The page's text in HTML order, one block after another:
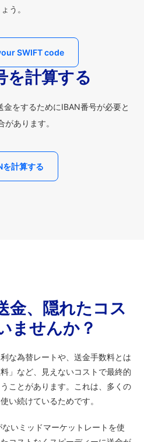
ょう。
SWIFT code
を計算する
をするためにIBAN番号が必要と
があります。
を計算する
金、隠れたコス
ませんか？
な為替レートや、送金手数料とは
」など、見えないコストで最終的
ことがあります。これは、多くの
い続けているためです。
いミッドマーケットレートを使